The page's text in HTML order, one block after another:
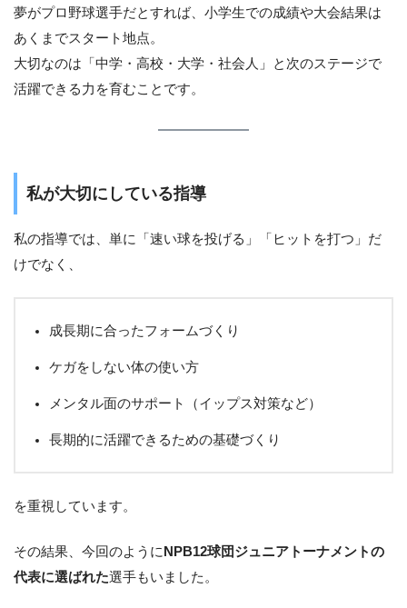
夢がプロ野球選手だとすれば、小学生での成績や大会結果は
あくまでスタート地点。
大切なのは「中学・高校・大学・社会人」と次のステージで
活躍できる力を育むことです。
私が大切にしている指導
私の指導では、単に「速い球を投げる」「ヒットを打つ」だ
けでなく、
成長期に合ったフォームづくり
ケガをしない体の使い方
メンタル面のサポート（イップス対策など）
長期的に活躍できるための基礎づくり
を重視しています。
その結果、今回のようにNPB12球団ジュニアトーナメントの
代表に選ばれた選手もいました。